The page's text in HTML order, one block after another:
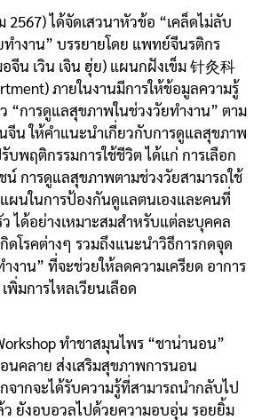
2567) ได้จัดเสวนาหัวข้อ “เคล็ดไม่ลับ
ำงาน” บรรยายโดย แพทย์จีนรติกร
น เวิน เจิน ฮุ่ย) แผนกฝังเข็ม 针灸科
ภายในงานมีการให้ข้อมูลความรู้
“การดูแลสุขภาพในช่วงวัยทำงาน” ตาม
น ให้คำแนะนำเกี่ยวกับการดูแลสุขภาพ
บพฤติกรรมการใช้ชีวิต ได้แก่ การเลือก
น์ การดูแลสุขภาพตามช่วงวัยสามารถใช้
ผนในการป้องกันดูแลตนเองและคนที่
ได้อย่างเหมาะสมสำหรับแต่ละบุคคล
ดโรคต่างๆ รวมถึงแนะนำวิธีการกดจุด
ำงาน” ที่จะช่วยให้ลดความเครียด อาการ
พิ่มการไหลเวียนเลือด
ทำชาสมุนไพร “ชาน่านอน”
คลาย ส่งเสริมสุขภาพการนอน
จากจะได้รับความรู้ที่สามารถนำกลับไป
ยังอบอวลไปด้วยความอบอุ่น รอยยิ้ม